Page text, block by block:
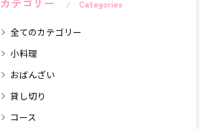
Categories
全てのカテゴリー
小料理
おばんざい
貸し切り
コース